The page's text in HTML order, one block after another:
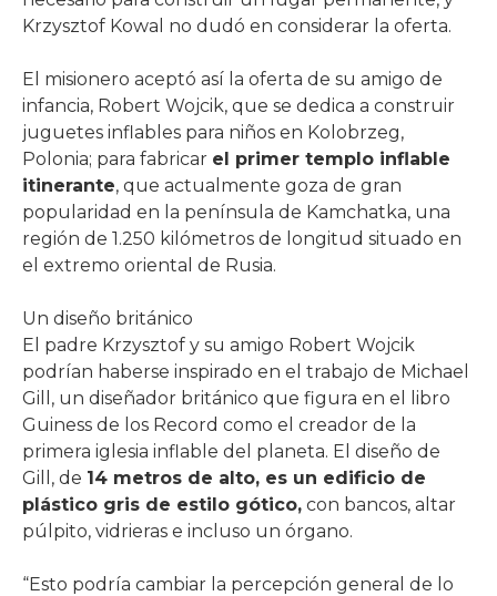
Krzysztof Kowal no dudó en considerar la oferta.
El misionero aceptó así la oferta de su amigo de
infancia, Robert Wojcik, que se dedica a construir
juguetes inflables para niños en Kolobrzeg,
Polonia; para fabricar el primer templo inflable
itinerante, que actualmente goza de gran
popularidad en la península de Kamchatka, una
región de 1.250 kilómetros de longitud situado en
el extremo oriental de Rusia.
Un diseño británico
El padre Krzysztof y su amigo Robert Wojcik
podrían haberse inspirado en el trabajo de Michael
Gill, un diseñador británico que figura en el libro
Guiness de los Record como el creador de la
primera iglesia inflable del planeta. El diseño de
Gill, de 14 metros de alto, es un edificio de
plástico gris de estilo gótico, con bancos, altar
púlpito, vidrieras e incluso un órgano.
“Esto podría cambiar la percepción general de lo